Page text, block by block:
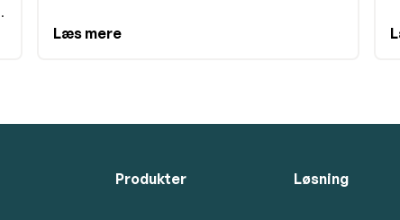
måske ikke akut, men når man kigger på alt det,
Læs mere
Produkter Løsning